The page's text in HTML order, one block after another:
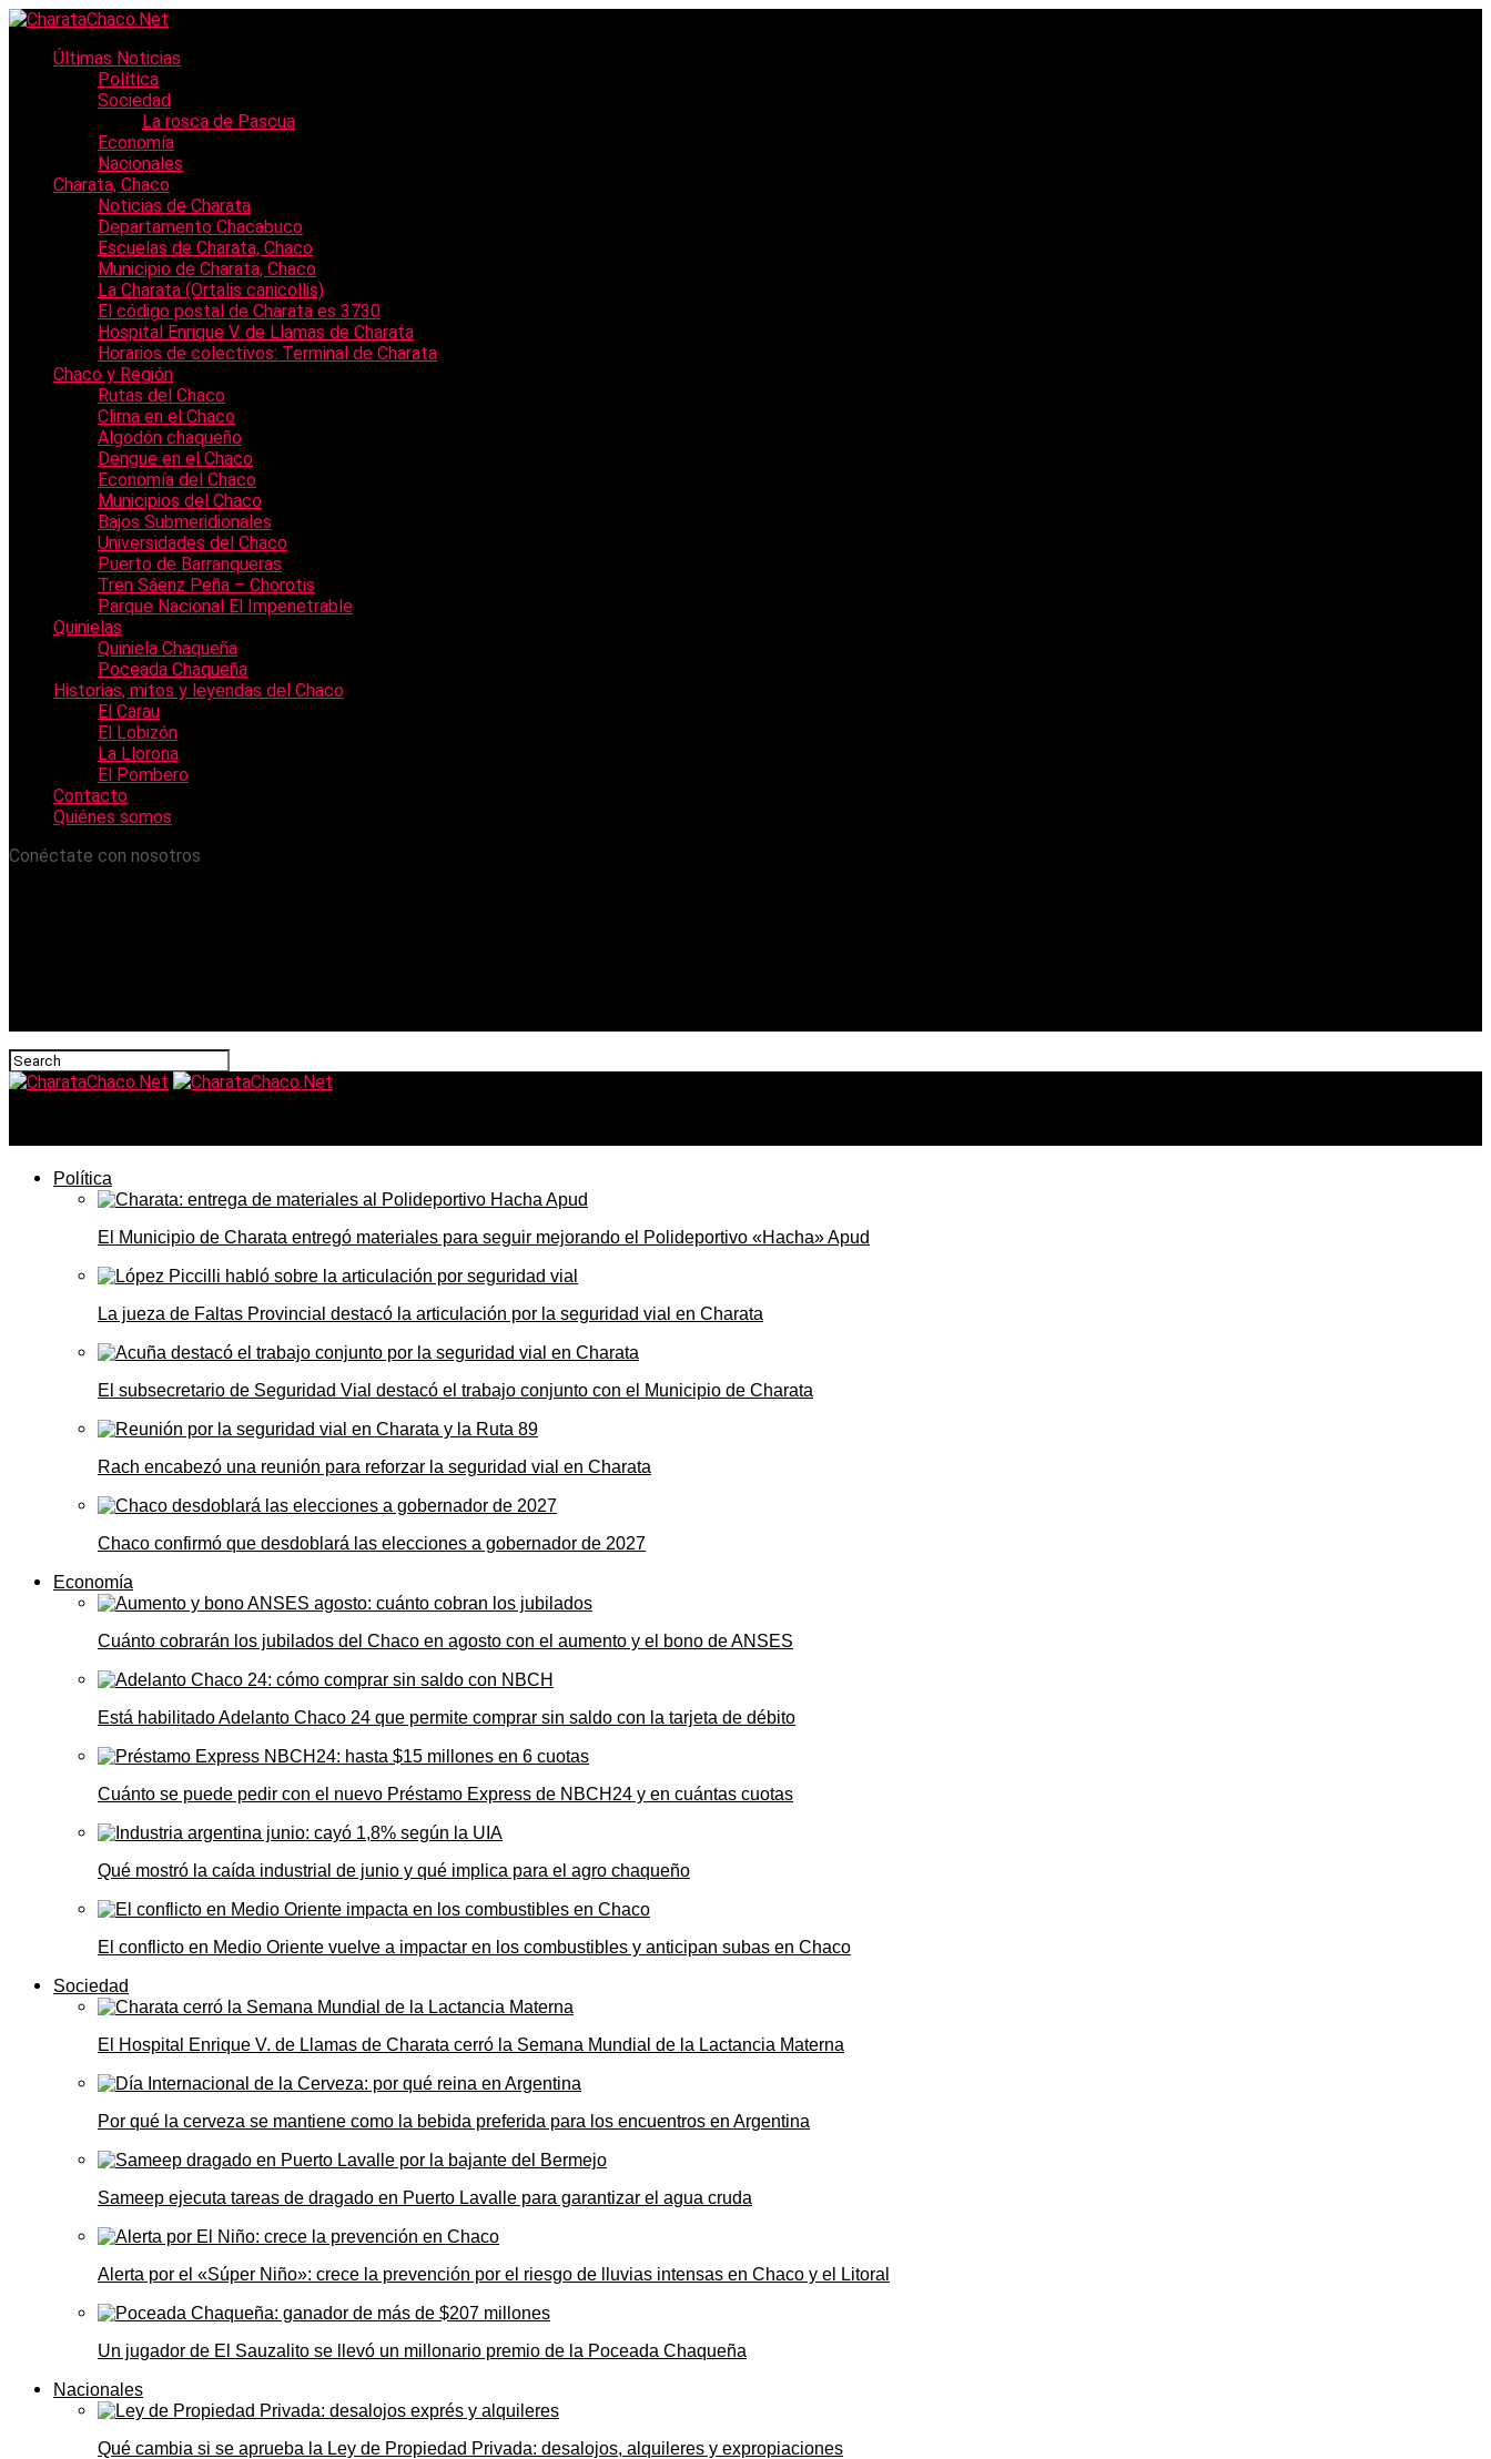
Últimas Noticias
Política
Sociedad
La rosca de Pascua
Economía
Nacionales
Charata, Chaco
Noticias de Charata
Departamento Chacabuco
Escuelas de Charata, Chaco
Municipio de Charata, Chaco
La Charata (Ortalis canicollis)
El código postal de Charata es 3730
Hospital Enrique V. de Llamas de Charata
Horarios de colectivos: Terminal de Charata
Chaco y Región
Rutas del Chaco
Clima en el Chaco
Algodón chaqueño
Dengue en el Chaco
Economía del Chaco
Municipios del Chaco
Bajos Submeridionales
Universidades del Chaco
Puerto de Barranqueras
Tren Sáenz Peña – Chorotis
Parque Nacional El Impenetrable
Quinielas
Quiniela Chaqueña
Poceada Chaqueña
Historias, mitos y leyendas del Chaco
El Carau
El Lobizón
La Llorona
El Pombero
Contacto
Quiénes somos
Conéctate con nosotros
Política
El Municipio de Charata entregó materiales para seguir mejorando el Polideportivo «Hacha» Apud
La jueza de Faltas Provincial destacó la articulación por la seguridad vial en Charata
El subsecretario de Seguridad Vial destacó el trabajo conjunto con el Municipio de Charata
Rach encabezó una reunión para reforzar la seguridad vial en Charata
Chaco confirmó que desdoblará las elecciones a gobernador de 2027
Economía
Cuánto cobrarán los jubilados del Chaco en agosto con el aumento y el bono de ANSES
Está habilitado Adelanto Chaco 24 que permite comprar sin saldo con la tarjeta de débito
Cuánto se puede pedir con el nuevo Préstamo Express de NBCH24 y en cuántas cuotas
Qué mostró la caída industrial de junio y qué implica para el agro chaqueño
El conflicto en Medio Oriente vuelve a impactar en los combustibles y anticipan subas en Chaco
Sociedad
El Hospital Enrique V. de Llamas de Charata cerró la Semana Mundial de la Lactancia Materna
Por qué la cerveza se mantiene como la bebida preferida para los encuentros en Argentina
Sameep ejecuta tareas de dragado en Puerto Lavalle para garantizar el agua cruda
Alerta por el «Súper Niño»: crece la prevención por el riesgo de lluvias intensas en Chaco y el Litoral
Un jugador de El Sauzalito se llevó un millonario premio de la Poceada Chaqueña
Nacionales
Qué cambia si se aprueba la Ley de Propiedad Privada: desalojos, alquileres y expropiaciones